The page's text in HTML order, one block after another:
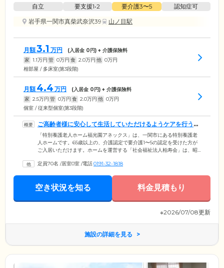
自立 要支援1•2 要介護3〜5
認知症可
岩手県一関市真柴武奈沢39
山ノ目駅
月額3.1 万円 (入居金 0円) + 介護保険料
家 1.1万円 管 0万円 食 2.0万円 他 0万円
相部屋 / 多床室(第3段階)
月額 4.4 万円 (入居金 0円) + 介護保険料
家 2.5万円 管 0万円 食 2.0万円 他 0万円
個室 / 従来型個室(第3段階)
ご高齢者様に安心して生活していただけるようケアを行うホ
ームです
「特別養護老人ホーム福光園アネックス」は、一関市にある特別養護老
人ホームです。65歳以上の、介護認定で要介護1〜5の認定を受けた方が
ご入居いただけます。ホームを運営する「社会福祉法人柏寿会」は、昭
グループホームの運営をとおして、地域の福祉に貢献してきました。館
生活を送ることができるようご入浴や排せつの介助、生活相談などのサ
ポートをご提供いたしますので、ご自宅を離れるのが初めての方もご安
定員70名 /居室0室 /電話0191-32-1818
空き状況を知る 料金見積もり
※2026/07/08更新
施設の詳細を見る